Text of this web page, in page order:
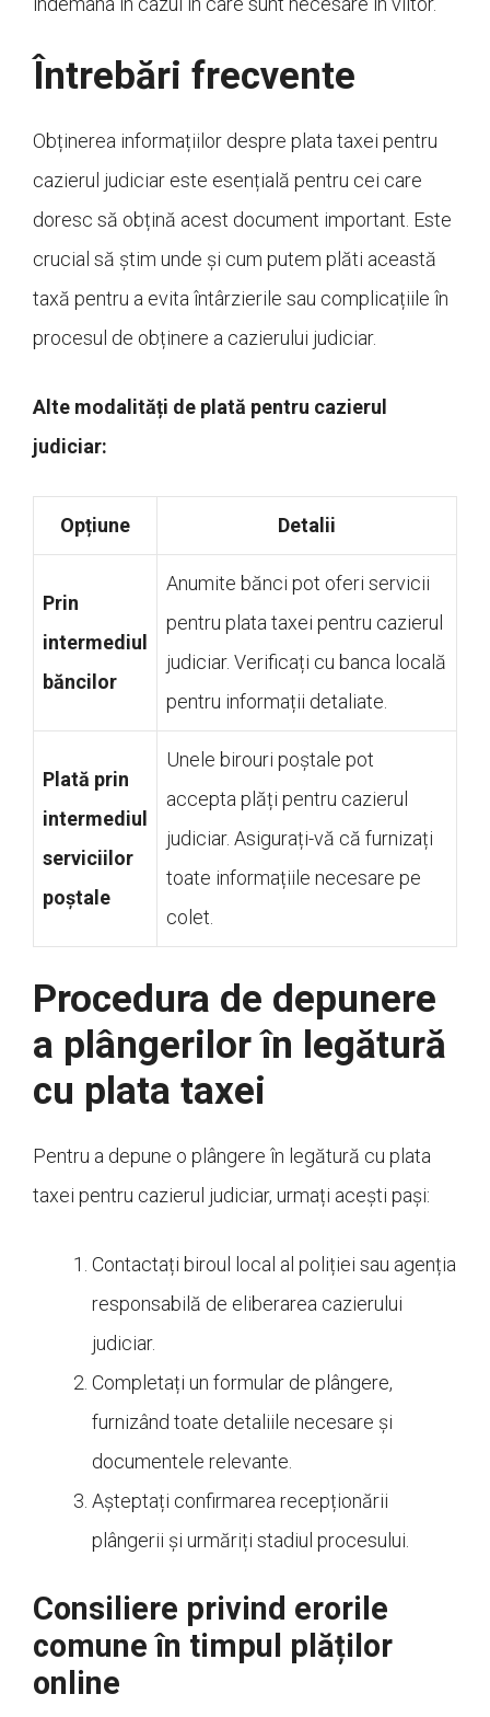
Întrebări frecvente
Obținerea informațiilor despre plata taxei pentru
cazierul judiciar este esențială pentru cei care
doresc să obțină acest document important. Este
crucial să știm unde și cum putem plăti această
taxă pentru a evita întârzierile sau complicațiile în
procesul de obținere a cazierului judiciar.
Alte modalități de plată pentru cazierul
judiciar:
Opțiune Detalii
Prin
intermediul
băncilor
Anumite bănci pot oferi servicii
pentru plata taxei pentru cazierul
judiciar. Verificați cu banca locală
pentru informații detaliate.
Plată prin
intermediul
serviciilor
poștale
Unele birouri poștale pot
accepta plăți pentru cazierul
judiciar. Asigurați-vă că furnizați
toate informațiile necesare pe
colet.
Procedura de depunere
a plângerilor în legătură
cu plata taxei
Pentru a depune o plângere în legătură cu plata
taxei pentru cazierul judiciar, urmați acești pași:
Contactați biroul local al poliției sau agenția
responsabilă de eliberarea cazierului
judiciar.
Completați un formular de plângere,
furnizând toate detaliile necesare și
documentele relevante.
Așteptați confirmarea recepționării
plângerii și urmăriți stadiul procesului.
Consiliere privind erorile
comune în timpul plăților
online